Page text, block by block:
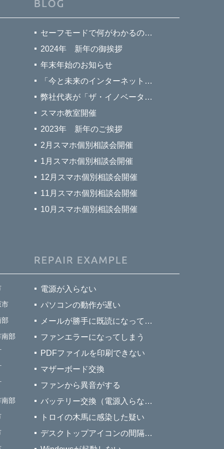
部
部
セーフモードで何がわかるの？【Windowsパソコン】
2024年 新年の御挨拶
年末年始のお知らせ
「今と未来のインターネット」に弊社代表杉本のインタビュー記事が掲載されました。
弊社代表が「ザ・イノベーター」に掲載されました
スマホ教室開催
2023年 新年のご挨拶
2月スマホ個別相談会開催
1月スマホ個別相談会開催
12月スマホ個別相談会開催
11月スマホ個別相談会開催
10月スマホ個別相談会開催
7月スマホ個別相談会開催
6月スマホ個別相談会
【イオン上飯田店でスマホ教室開催】
名古屋市北区でデジタルフェスタ開催
電源が入らない
パソコンの動作が遅い
メールが勝手に既読になってしまう
ファンエラーになってしまう
PDFファイルを印刷できない
マザーボード交換
ファンから異音がする
バッテリー交換（電源入らない）
トロイの木馬に感染した疑い
デスクトップアイコンの間隔が大きくなってしまった